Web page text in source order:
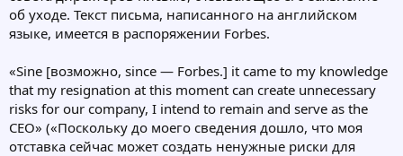
об уходе. Текст письма, написанного на английском
языке, имеется в распоряжении Forbes.
«Sine [возможно, since — Forbes.] it came to my knowledge
that my resignation at this moment can create unnecessary
risks for our company, I intend to remain and serve as the
CEO» («Поскольку до моего сведения дошло, что моя
отставка сейчас может создать ненужные риски для